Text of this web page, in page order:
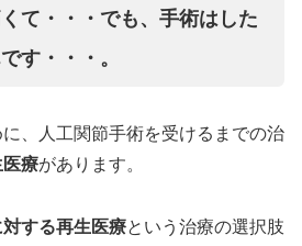
て・・・でも、手術はした
す・・・。
、人工関節手術を受けるまでの治
療があります。
する再生医療という治療の選択肢